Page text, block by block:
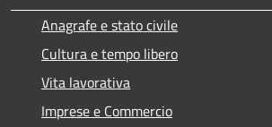
Anagrafe e stato civile
Cultura e tempo libero
Vita lavorativa
Imprese e Commercio